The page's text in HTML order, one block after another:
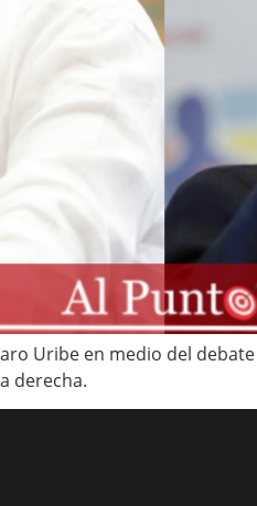
Uribe en medio del
derecha.